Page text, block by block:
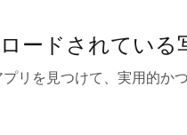
ードされている
リを見つけて、実用的か